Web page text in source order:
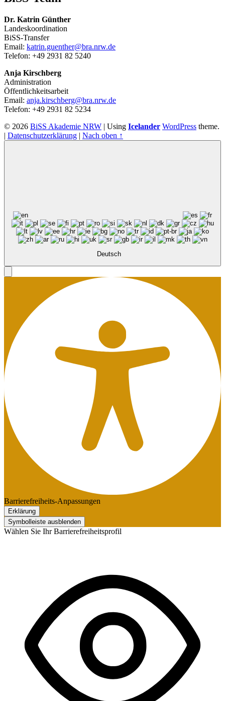
Dr. Katrin Günther
Landeskoordination
BiSS-Transfer
Email: katrin.guenther@bra.nrw.de
Telefon: +49 2931 82 5240
Anja Kirschberg
Administration
Öffentlichkeitsarbeit
Email: anja.kirschberg@bra.nrw.de
Telefon: +49 2931 82 5234
© 2026 BiSS Akademie NRW | Using Icelander WordPress theme.
| Datenschutzerklärung | Nach oben ↑
Deutsch
Barrierefreiheits-Anpassungen
Erklärung
Symbolleiste ausblenden
Wählen Sie Ihr Barrierefreiheitsprofil